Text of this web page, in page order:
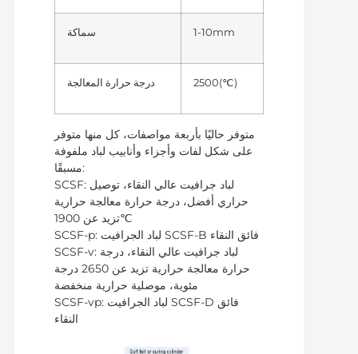
سماكة 1-10mm
درجة حرارة المعالجة 2500(℃)
متوفر حاليًا بأربعة مواصفات، كل منها متوفر
على شكل لفات وأجزاء وأنابيب لباد ملفوفة
مسبقًا:
SCSF: لباد جرافيت عالي النقاء، توصيل
حراري أفضل، درجة حرارة معالجة حرارية
تزيد عن 1900℃
SCSF-v: لباد جرافيت عالي النقاء، درجة
حرارة معالجة حرارية تزيد عن 2650 درجة
SCSF-vp: لباد الجرافيت SCSF-D فائق